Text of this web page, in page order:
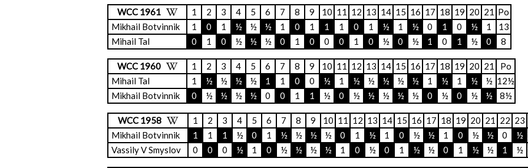
WCC 1961 1 2 3 4 5 6 7 8 9 10 11 12 13 14 15 16 17 18 19 20 21 Po
Mikhail Botvinnik
1 0 1 ½ ½ ½ 1 0 1 1 1 0 1 ½ 1 ½ 0 1 0 ½ 1
13
Mihail Tal
0 1 0 ½ ½ ½ 0 1 0 0 0 1 0 ½ 0 ½ 1 0 1 ½ 0 8
WCC 1960 1 2 3 4 5 6 7 8 9 10 11 12 13 14 15 16 17 18 19 20 21
Po
Mihail Tal
1 ½ ½ ½ ½ 1 1 0 0 ½ 1 ½ ½ ½ ½ ½ 1 ½ 1 ½ ½ 12½
Mikhail Botvinnik
0 ½ ½ ½ ½ 0 0 1 1 ½ 0 ½ ½ ½ ½ ½ 0 ½ 0 ½ ½ 8½
WCC 1958 1 2 3 4 5 6 7 8 9 10 11 12 13 14 15 16 17 18 19 20 21 22 23
Mikhail Botvinnik
1 1 1 ½ 0 1 ½ ½ ½ ½ 0 1 ½ 1 0 ½ ½ 1 0 ½ ½ 0 ½
Vassily V Smyslov
0 0 0 ½ 1 0 ½ ½ ½ ½ 1 0 ½ 0 1 ½ ½ 0 1 ½ ½ 1 ½